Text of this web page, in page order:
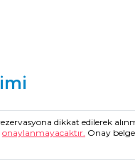
dikkat edilerek
onaylanmayacaktır. Onay